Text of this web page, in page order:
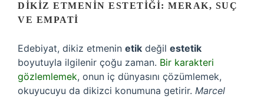
DIKIZ ETMENIN ESTETIĞI: MERAK, SUÇ
VE EMPATI
Edebiyat, dikiz etmenin etik değil estetik
boyutuyla ilgilenir çoğu zaman. Bir karakteri
gözlemlemek, onun iç dünyasını çözümlemek,
okuyucuyu da dikizci konumuna getirir. Marcel